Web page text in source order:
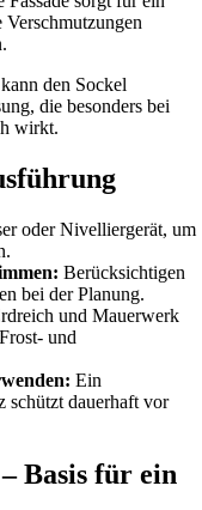
den Sockel
die besonders bei
wirkt.
oder Nivelliergerät, um
Berücksichtigen
bei der Planung.
und Mauerwerk
und
Ein
schützt dauerhaft vor
Basis für ein